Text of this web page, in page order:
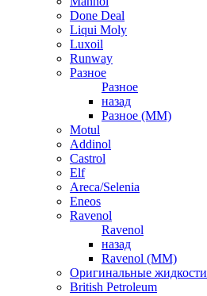
Done Deal
Liqui Moly
Luxoil
Runway
Разное
Разное
назад
Разное (ММ)
Motul
Addinol
Castrol
Elf
Areca/Selenia
Eneos
Ravenol
Ravenol
назад
Ravenol (ММ)
Оригинальные жидкости
British Petroleum